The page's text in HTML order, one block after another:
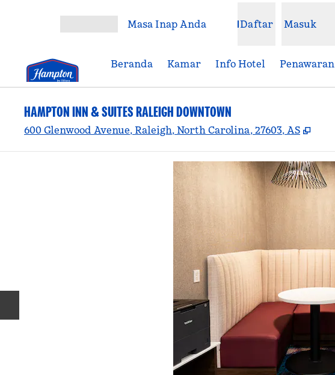
Masa Inap Anda Daftar Masuk
Beranda Kamar Info Hotel Penawaran
HAMPTON INN & SUITES RALEIGH DOWNTOWN
600 Glenwood Avenue, Raleigh, North Carolina, 27603, AS ,